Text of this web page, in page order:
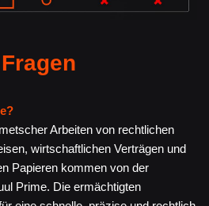
Arbeiten von rechtlichen
wirtschaftlichen Verträgen und
Papieren kommen von der
Prime. Die ermächtigten